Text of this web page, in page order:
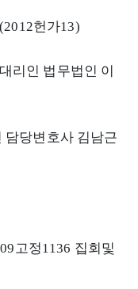
헌가13)
리인 법무법인 이
담당변호사 김남근
고정1136 집회및